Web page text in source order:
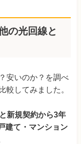
の光回線と
安いのか？を調べ
較してみました。
新規契約から3年
建て・マンション